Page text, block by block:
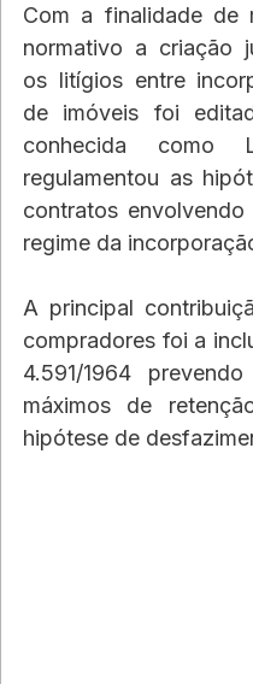
Com a finalidade de
normativo a criação
os litígios entre
de imóveis foi
conhecida
regulamentou as
contratos
regime da
A principal
compradores foi a
4.591/1964
máximos de
hipótese de